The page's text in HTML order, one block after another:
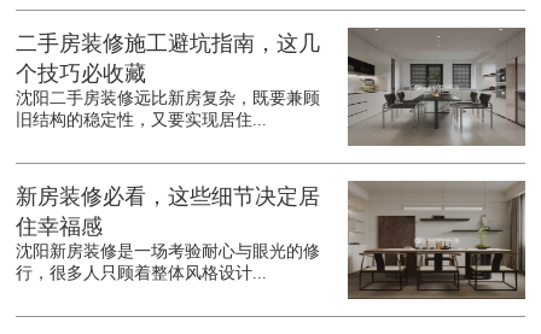
二手房装修施工避坑指南，这几
个技巧必收藏
沈阳二手房装修远比新房复杂，既要兼顾
旧结构的稳定性，又要实现居住...
新房装修必看，这些细节决定居
住幸福感
沈阳新房装修是一场考验耐心与眼光的修
行，很多人只顾着整体风格设计...